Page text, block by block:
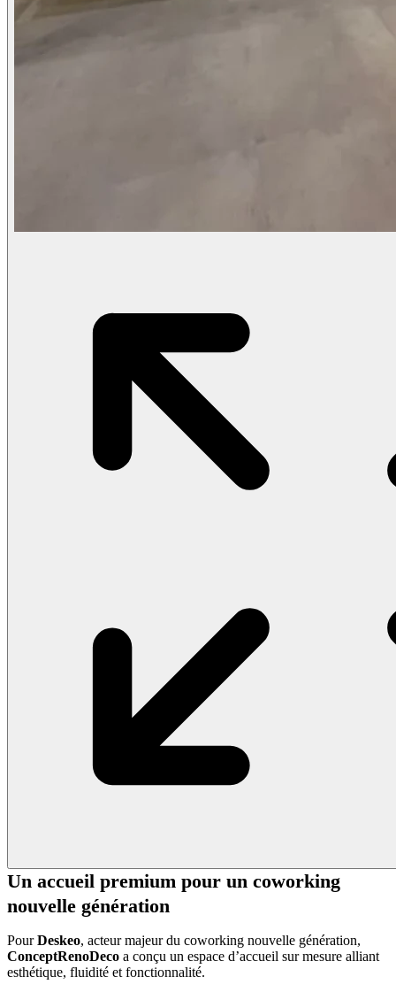
Un accueil premium pour un coworking
nouvelle génération
PourDeskeo, acteur majeur du coworking nouvelle génération,
ConceptRenoDeco a conçu un espace d’accueil sur mesure alliant
esthétique, fluidité et fonctionnalité.